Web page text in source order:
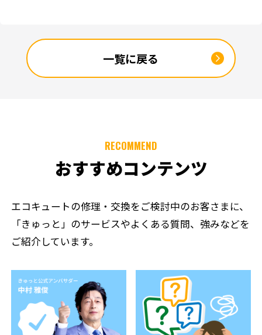
一覧に戻る
RECOMMEND
おすすめコンテンツ
エコキュートの修理・交換をご検討中のお客さまに、
「きゅっと」のサービスやよくある質問、強みなどを
ご紹介しています。